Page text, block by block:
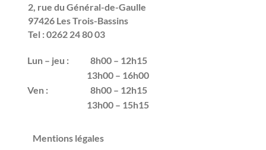
2, rue du Général-de-Gaulle
97426 Les Trois-Bassins
Tel : 0262 24 80 03
Lun – jeu :
8h00 – 12h15
13h00 – 16h00
Ven :
8h00 – 12h15
13h00 – 15h15
Mentions légales